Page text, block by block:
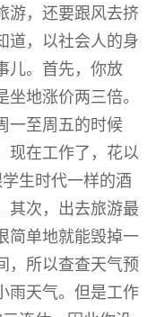
游，还要跟风去挤
道，以社会人的身
儿。首先，你放
地涨价两三倍。
一至周五的时候
现在工作了，花以
生时代一样的酒
其次，出去旅游最
简单地就能毁掉一
，所以查查天气预
雨天气。但是工作